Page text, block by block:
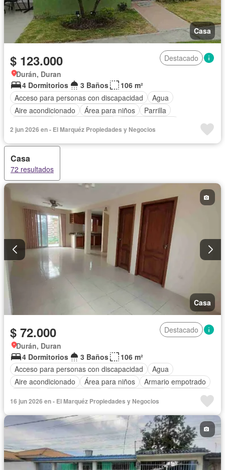
Casa
$ 123.000
Destacado
Durán, Duran
4 Dormitorios
3 Baños
106 m²
Acceso para personas con discapacidad
Agua
Aire acondicionado
Área para niños
Parrilla
Electricidad
Estacionamiento
Garita de guardianía
Jardín
Patio Piscina Conserje
Seguridad
Sin amoblar
2 jun 2026 en - El Marquéz Propiedades y Negocios
Casa
72 resultados
Casa
$ 72.000
Destacado
Durán, Duran
4 Dormitorios
3 Baños
106 m²
Acceso para personas con discapacidad
Agua
Aire acondicionado
Área para niños
Armario empotrado
Electricidad
Estacionamiento
Garita de guardianía Jardín
Piscina
Seguridad Sin amoblar
16 jun 2026 en - El Marquéz Propiedades y Negocios